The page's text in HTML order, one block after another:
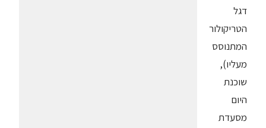
דגל
הטריקולור
המתנוסס
מעליו),
שוכנת
היום
מסעדת